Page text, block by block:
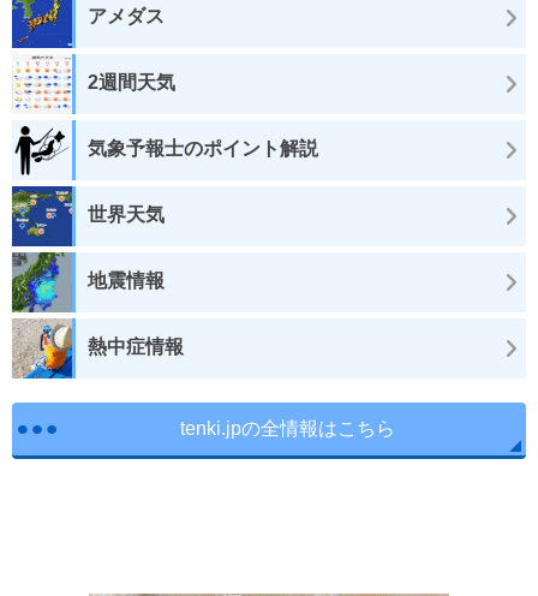
アメダス
2週間天気
気象予報士のポイント解説
世界天気
地震情報
熱中症情報
tenki.jpの全情報はこちら